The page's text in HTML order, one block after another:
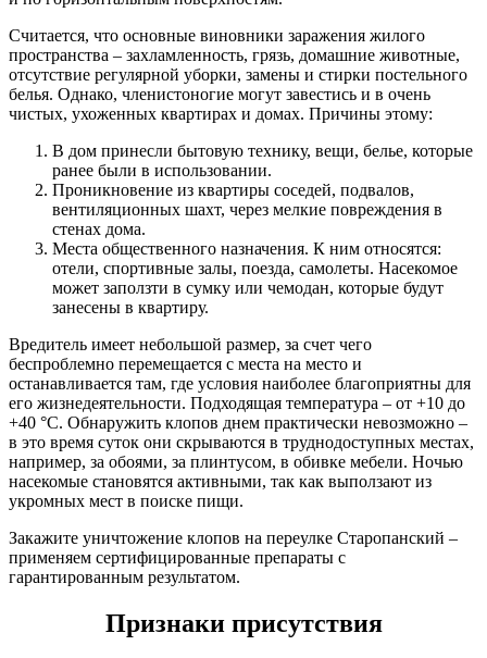
Считается, что основные виновники заражения жилого
пространства – захламленность, грязь, домашние животные,
отсутствие регулярной уборки, замены и стирки постельного
белья. Однако, членистоногие могут завестись и в очень
чистых, ухоженных квартирах и домах. Причины этому:
В дом принесли бытовую технику, вещи, белье, которые
ранее были в использовании.
Проникновение из квартиры соседей, подвалов,
вентиляционных шахт, через мелкие повреждения в
стенах дома.
Места общественного назначения. К ним относятся:
отели, спортивные залы, поезда, самолеты. Насекомое
может заползти в сумку или чемодан, которые будут
занесены в квартиру.
Вредитель имеет небольшой размер, за счет чего
беспроблемно перемещается с места на место и
останавливается там, где условия наиболее благоприятны для
его жизнедеятельности. Подходящая температура – от +10 до
+40 °С. Обнаружить клопов днем практически невозможно –
в это время суток они скрываются в труднодоступных местах,
например, за обоями, за плинтусом, в обивке мебели. Ночью
насекомые становятся активными, так как выползают из
укромных мест в поиске пищи.
Закажите уничтожение клопов на переулке Старопанский –
применяем сертифицированные препараты с
гарантированным результатом.
Признаки присутствия